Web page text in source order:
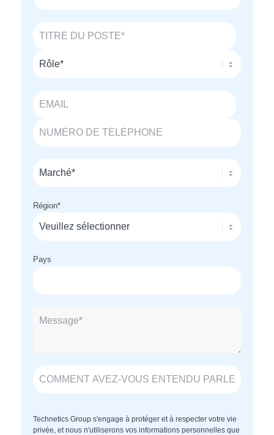
Région*
Pays
Technetics Group s'engage à protéger et à respecter votre vie
privée, et nous n'utiliserons vos informations personnelles que